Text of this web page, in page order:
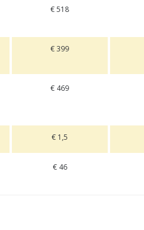
€ 518
€ 399
€ 469
€ 1,5
€ 46